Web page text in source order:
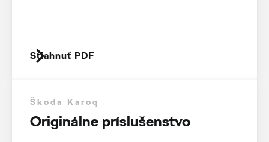
Stiahnuť PDF
Škoda Karoq
Originálne príslušenstvo